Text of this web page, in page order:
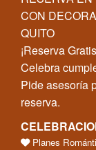
CON
QUITO
¡Reserva
Celebra
Pide asesoría
reserva.
Planes